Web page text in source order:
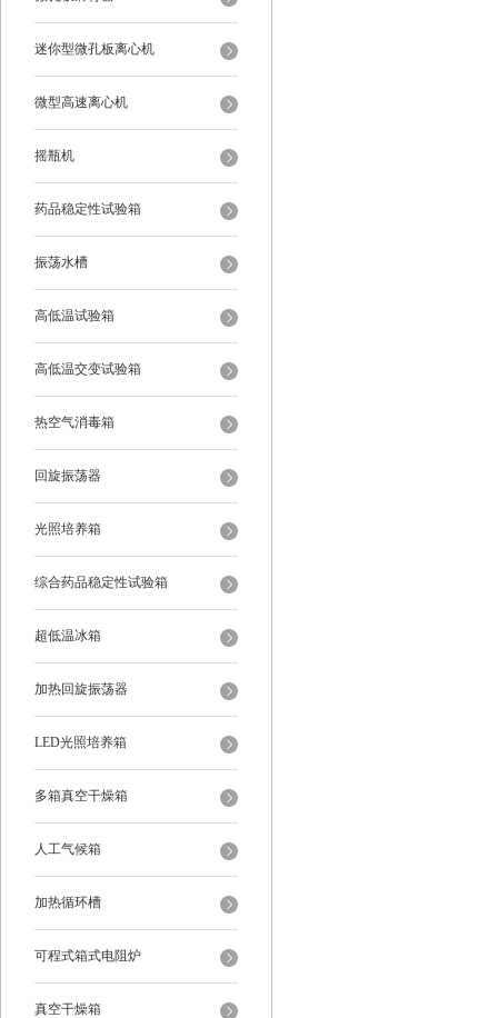
迷你型微孔板离心机
微型高速离心机
摇瓶机
药品稳定性试验箱
振荡水槽
高低温试验箱
高低温交变试验箱
热空气消毒箱
回旋振荡器
光照培养箱
综合药品稳定性试验箱
超低温冰箱
加热回旋振荡器
LED光照培养箱
多箱真空干燥箱
人工气候箱
加热循环槽
可程式箱式电阻炉
真空干燥箱